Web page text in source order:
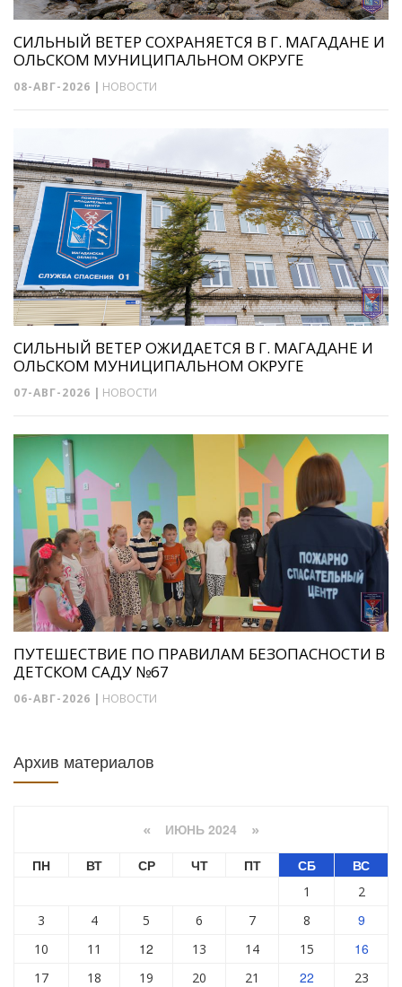
СИЛЬНЫЙ ВЕТЕР СОХРАНЯЕТСЯ В Г. МАГАДАНЕ И
ОЛЬСКОМ МУНИЦИПАЛЬНОМ ОКРУГЕ
08-АВГ-2026 | НОВОСТИ
СИЛЬНЫЙ ВЕТЕР ОЖИДАЕТСЯ В Г. МАГАДАНЕ И
ОЛЬСКОМ МУНИЦИПАЛЬНОМ ОКРУГЕ
07-АВГ-2026 | НОВОСТИ
ПУТЕШЕСТВИЕ ПО ПРАВИЛАМ БЕЗОПАСНОСТИ В
ДЕТСКОМ САДУ №67
06-АВГ-2026 | НОВОСТИ
Архив материалов
« ИЮНЬ 2024 »
ПН ВТ СР ЧТ ПТ СБ ВС
1
2
3
4 5 6 7 8 9
10 11 12 13 14 15 16
17 18 19 20 21 22
23